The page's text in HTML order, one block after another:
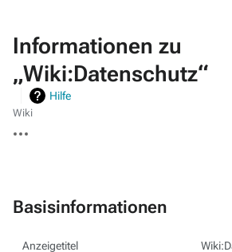
Informationen zu
„Wiki:Datenschutz“
Hilfe
Wiki
Aktionen
Basisinformationen
Anzeigetitel